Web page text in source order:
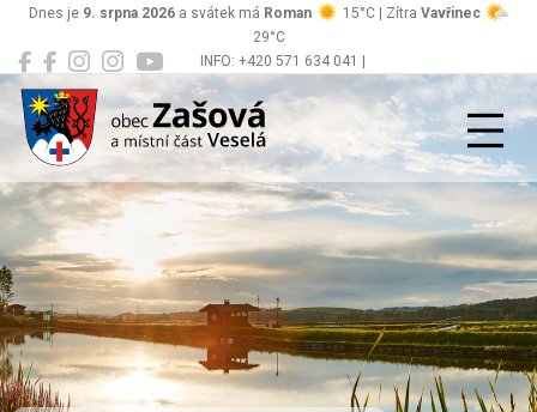
INFO: +420 571 634 041 |
podatelna@zasova.cz
Dnes je 9. srpna 2026 a svátek má Roman 15°C | Zítra Vavřinec
29°C
Zašová